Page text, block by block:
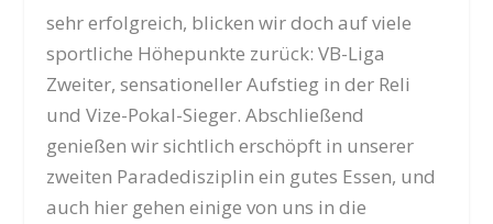
sehr erfolgreich, blicken wir doch auf viele
sportliche Höhepunkte zurück: VB-Liga
Zweiter, sensationeller Aufstieg in der Reli
und Vize-Pokal-Sieger. Abschließend
genießen wir sichtlich erschöpft in unserer
zweiten Paradedisziplin ein gutes Essen, und
auch hier gehen einige von uns in die